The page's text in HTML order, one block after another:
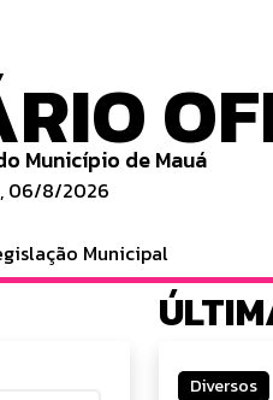
Município de Mauá
06/8/2026
Municipal
Diversos